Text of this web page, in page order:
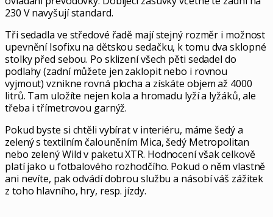
230 V navyšují standard.
Tři sedadla ve středové řadě mají stejný rozměr i možnost
upevnění Isofixu na dětskou sedačku, k tomu dva sklopné
stolky před sebou. Po sklizení všech pěti sedadel do
podlahy (zadní můžete jen zaklopit nebo i rovnou
vyjmout) vznikne rovná plocha a získáte objem až 4000
litrů. Tam uložíte nejen kola a hromadu lyží a lyžáků, ale
třeba i třímetrovou garnýž.
Pokud byste si chtěli vybírat v interiéru, máme šedý a
zelený s textilním čalouněním Mica, šedý Metropolitan
nebo zelený Wild v paketu XTR. Hodnocení však celkově
platí jako u fotbalového rozhodčího. Pokud o něm vlastně
ani nevíte, pak odvádí dobrou službu a násobí váš zážitek
z toho hlavního, hry, resp. jízdy.